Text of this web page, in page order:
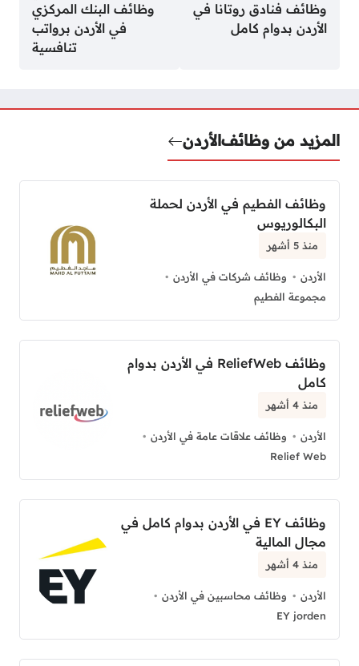
وظائف فنادق روتانا في
الأردن بدوام كامل
وظائف البنك المركزي
في الأردن برواتب
تنافسية
المزيد من وظائفالأردن
وظائف الفطيم في الأردن لحملة
البكالوريوس
منذ 5 أشهر
الأردن
وظائف شركات في الأردن
مجموعة الفطيم
وظائف ReliefWeb في الأردن بدوام
كامل
منذ 4 أشهر
الأردن
وظائف علاقات عامة في الأردن
Relief Web
وظائف EY في الأردن بدوام كامل في
مجال المالية
منذ 4 أشهر
الأردن
وظائف محاسبين في الأردن
EY jorden